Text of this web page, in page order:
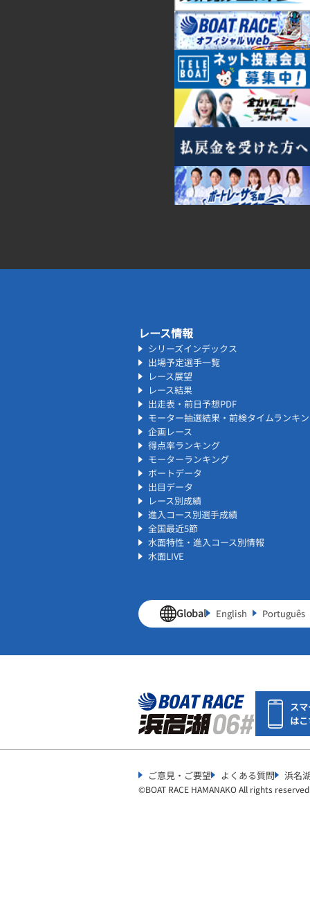
レース情報
シリーズインデックス
出場予定選手一覧
レース展望
レース結果
出走表・前日予想PDF
モーター抽選結果・前検タイムランキ
企画レース
得点率ランキング
モーターランキング
ボートデータ
出目データ
レース別成績
進入コース別選手成績
全国最近5節
水面特性・進入コース別情報
水面LIVE
Global English Português
ス
は
ご意見・ご要望 よくある質問 浜名
©︎BOAT RACE HAMANAKO All rights